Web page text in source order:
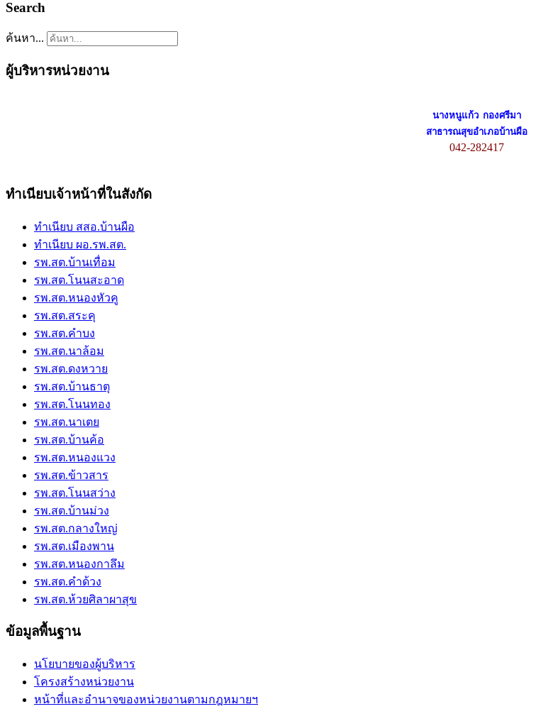
Search
ค้นหา...
ผู้บริหารหน่วยงาน
นางหนูแก้ว กองศรีมา
สาธารณสุขอำเภอบ้านผือ
042-282417
ทำเนียบเจ้าหน้าที่ในสังกัด
ทำเนียบ สสอ.บ้านผือ
ทำเนียบ ผอ.รพ.สต.
รพ.สต.บ้านเทื่อม
รพ.สต.โนนสะอาด
รพ.สต.หนองหัวคู
รพ.สต.สระคุ
รพ.สต.คำบง
รพ.สต.นาล้อม
รพ.สต.ดงหวาย
รพ.สต.บ้านธาตุ
รพ.สต.โนนทอง
รพ.สต.นาเตย
รพ.สต.บ้านค้อ
รพ.สต.หนองแวง
รพ.สต.ข้าวสาร
รพ.สต.โนนสว่าง
รพ.สต.บ้านม่วง
รพ.สต.กลางใหญ่
รพ.สต.เมืองพาน
รพ.สต.หนองกาลึม
รพ.สต.คำด้วง
รพ.สต.ห้วยศิลาผาสุข
ข้อมูลพื้นฐาน
นโยบายของผู้บริหาร
โครงสร้างหน่วยงาน
หน้าที่และอำนาจของหน่วยงานตามกฎหมายฯ